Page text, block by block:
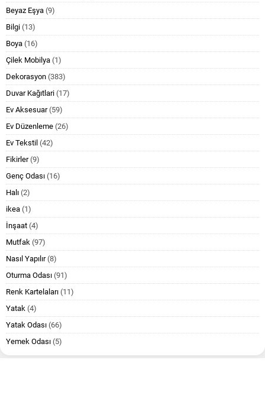
Beyaz Eşya (9)
Bilgi (13)
Boya (16)
Çilek Mobilya (1)
Dekorasyon (383)
Duvar Kağıtlari (17)
Ev Aksesuar(59)
Ev Düzenleme (26)
Ev Tekstil (42)
Fikirler(9)
Genç Odası (16)
Halı (2)
ikea (1)
İnşaat (4)
Mutfak (97)
Nasıl Yapılır(8)
Oturma Odası (91)
Renk Kartelaları (11)
Yatak (4)
Yatak Odası (66)
Yemek Odası (5)